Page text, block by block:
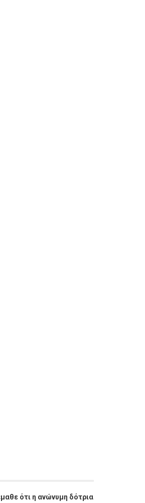
ότι η ανώνυμη δότρια